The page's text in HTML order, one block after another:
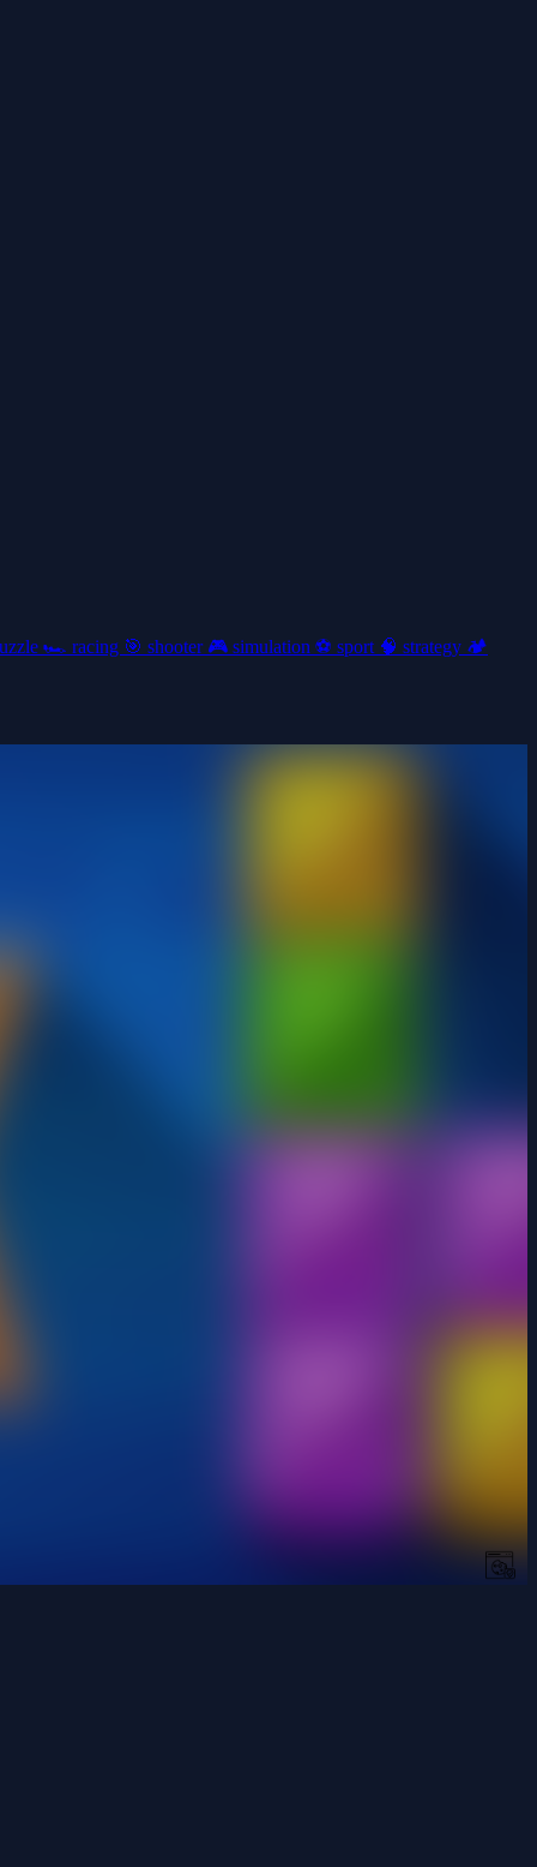
🏎️ racing 🎯 shooter 🎮 simulation ⚽ sport 🧠 strategy 🏕️